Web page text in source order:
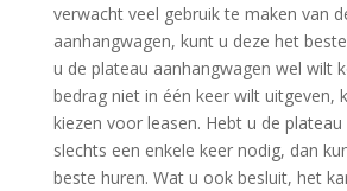
verwacht veel gebruik te maken van
aanhangwagen, kunt u deze het
u de plateau aanhangwagen wel wilt
bedrag niet in één keer wilt uitgeven,
kiezen voor leasen. Hebt u de
slechts een enkele keer nodig, dan
beste huren. Wat u ook besluit, het